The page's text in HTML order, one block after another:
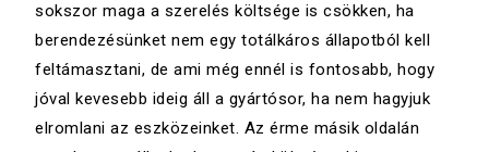
sokszor maga a szerelés költsége is csökken, ha
berendezésünket nem egy totálkáros állapotból kell
feltámasztani, de ami még ennél is fontosabb, hogy
jóval kevesebb ideig áll a gyártósor, ha nem hagyjuk
elromlani az eszközeinket. Az érme másik oldalán